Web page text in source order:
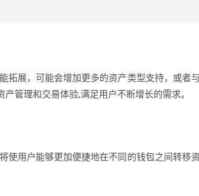
拓展，可能会增加更多的资产类型支持，或者与
管理和交易体验,满足用户不断增长的需求。
使用户能够更加便捷地在不同的钱包之间转移资